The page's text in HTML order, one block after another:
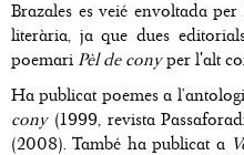
Brazales es veié envoltada
literària, ja que dues
poemari Pèl de conyper l'alt
Ha publicat poemes a
cony(1999, revista
(2008). També ha publicat a